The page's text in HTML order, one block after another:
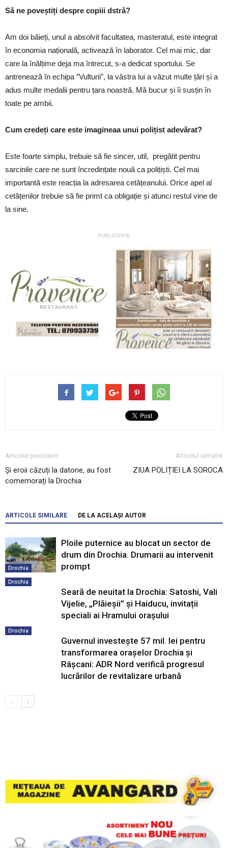
Să ne poveștiți despre copiii dstră?
Am doi băieți, unul a absolvit facultatea, masteratul, este integrat
în economia națională, activează în laborator. Cel mai mic, dar
care la înălțime deja ma întrecut, s-a dedicat sportului. Se
antrenează în echipa ”Vulturii”, la vâstra lui a văzut multe țări și a
adus multe medalii pentru țara noastră. Mă bucur și îi susțin în
toate pe ambii.
Cum credeți care este imagineaa unui polițist adevărat?
Este foarte simplu, trebuie să fie sincer, util, pregătit pentru
sarcinile care ne sunt încredințate nouă ca polițiști. Cel mai
importantă este reacția la adresarea cetățeanului. Orice apel al
cetățenilor trebuie să fie primt ca obligație și atunci restul vine de
la sine.
PUBLICITATE
Articolul precedent
Și eroii căzuți la datorie, au fost
comemorați la Drochia
Articolul următor
ZIUA POLIȚIEI LA SOROCA
ARTICOLE SIMILARE DE LA ACELAȘI AUTOR
Drochia
Ploile puternice au blocat un sector de
drum din Drochia. Drumarii au intervenit
prompt
Drochia
Seară de neuitat la Drochia: Satoshi, Vali
Vijelie, „Plăieșii” și Haiducu, invitații
speciali ai Hramului orașului
Drochia
Guvernul investește 57 mil. lei pentru
transformarea orașelor Drochia și
Râșcani: ADR Nord verifică progresul
lucrărilor de revitalizare urbană